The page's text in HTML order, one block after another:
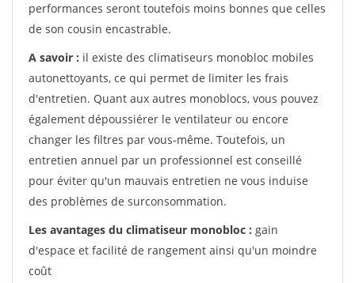
performances seront toutefois moins bonnes que celles
de son cousin encastrable.
A savoir : il existe des climatiseurs monobloc mobiles
autonettoyants, ce qui permet de limiter les frais
d'entretien. Quant aux autres monoblocs, vous pouvez
également dépoussiérer le ventilateur ou encore
changer les filtres par vous-même. Toutefois, un
entretien annuel par un professionnel est conseillé
pour éviter qu'un mauvais entretien ne vous induise
des problèmes de surconsommation.
Les avantages du climatiseur monobloc : gain
d'espace et facilité de rangement ainsi qu'un moindre
coût